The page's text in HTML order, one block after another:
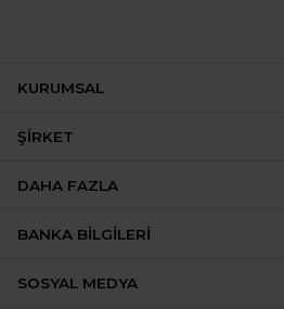
KURUMSAL
ŞIRKET
DAHA FAZLA
BANKA BILGILERI
SOSYAL MEDYA